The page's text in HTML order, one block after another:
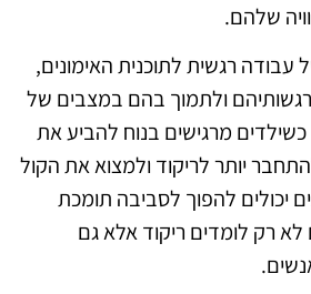
שלהם.
עבודה רגשית לתוכנית האימונים,
ולתמוך בהם במצבים של
כשילדים מרגישים בנוח להביע את
יותר לריקוד ולמצוא את הקול
יכולים להפוך לסביבה תומכת
רק לומדים ריקוד אלא גם